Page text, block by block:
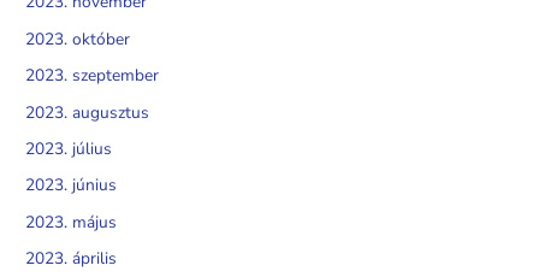
2023. október
2023. szeptember
2023. augusztus
2023. július
2023. június
2023. május
2023. április